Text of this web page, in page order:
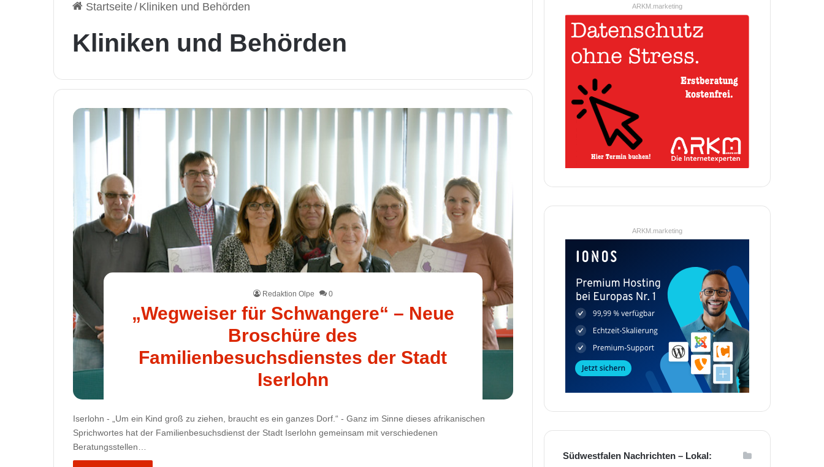
Startseite/ Kliniken und Behörden
Kliniken und Behörden
Redaktion Olpe 0
„Wegweiser für Schwangere“ – Neue
Broschüre des
Familienbesuchsdienstes der Stadt
Iserlohn
Iserlohn - „Um ein Kind groß zu ziehen, braucht es ein ganzes Dorf.“ - Ganz im Sinne dieses afrikanischen
Sprichwortes hat der Familienbesuchsdienst der Stadt Iserlohn gemeinsam mit verschiedenen
Beratungsstellen…
ARKM.marketing
ARKM.marketing
Südwestfalen Nachrichten – Lokal: